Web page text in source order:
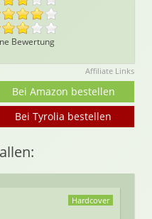
Bewertung
Affiliate Links
Bei Amazon bestellen
Bei Tyrolia bestellen
Hardcover